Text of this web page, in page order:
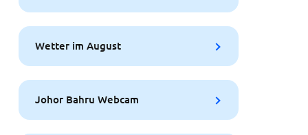
Wetter im August
Johor Bahru Webcam